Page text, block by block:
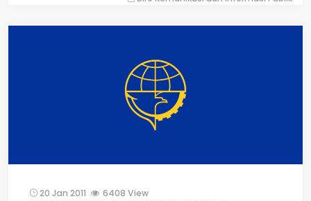
20 Jan 2011 6408 View